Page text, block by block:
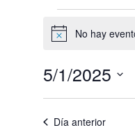
en
1,
Aviso No hay
5/1/2025
fecha.Día anterior